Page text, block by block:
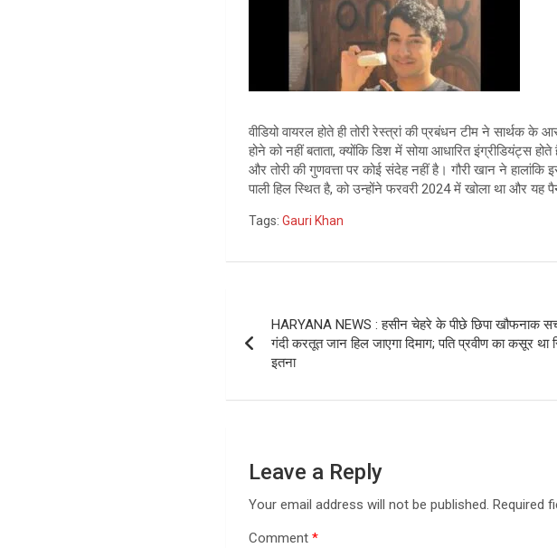
वीडियो वायरल होते ही तोरी रेस्त्रां की प्रबंधन टीम ने सार्थक
होने को नहीं बताता, क्योंकि डिश में सोया आधारित इंग्रीडियंट्स
और तोरी की गुणवत्ता पर कोई संदेह नहीं है। गौरी खान ने हालांकि
पाली हिल स्थित है, को उन्होंने फरवरी 2024 में खोला था और यह
Tags: Gauri Khan
navigation
HARYANA NEWS : हसीन चेहरे के पीछे छिपा खौफनाक
गंदी करतूत जान हिल जाएगा दिमाग; पति प्रवीण का कसूर था
इतना
Leave a Reply
Your email address will not be published. Required
Comment*